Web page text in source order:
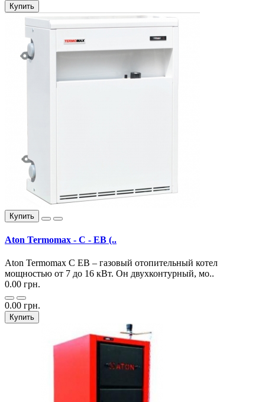
Купить
Купить
Aton Termomax - C - EВ (..
Aton Termomax C EВ – газовый отопительный котел
мощностью от 7 до 16 кВт. Он двухконтурный, мо..
0.00 грн.
0.00 грн.
Купить